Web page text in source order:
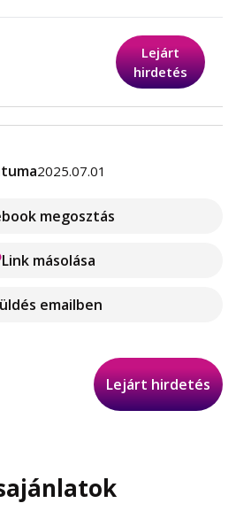
Lejárt
hirdetés
2025.07.01
megosztás
Link másolása
emailben
Lejárt hirdetés